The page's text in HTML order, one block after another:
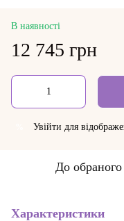
В наявності
12 745 грн
Увійти для
До обраного
Характеристики